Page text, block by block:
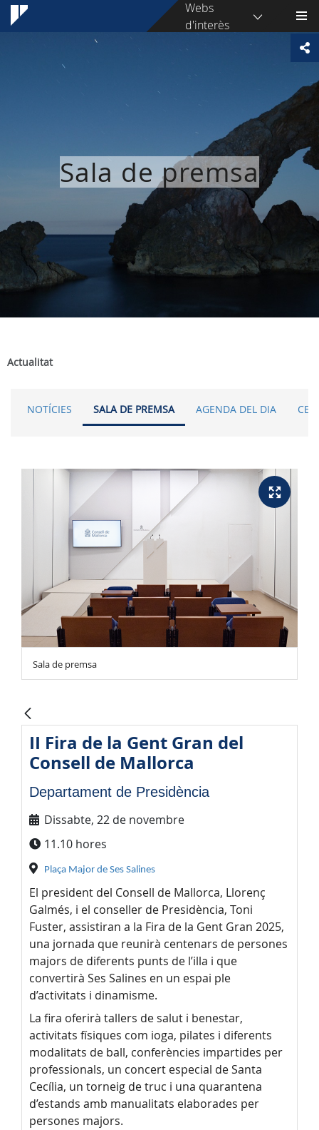
Webs
d'interès
Sala de premsa
Actualitat
NOTÍCIES SALA DE PREMSA AGENDA DEL DIA
Sala de premsa
II Fira de la Gent Gran del
Consell de Mallorca
Departament de Presidència
Dissabte, 22 de novembre
11.10 hores
Plaça Major de Ses Salines
El president del Consell de Mallorca, Llorenç
Galmés, i el conseller de Presidència, Toni
Fuster, assistiran a la Fira de la Gent Gran 2025,
una jornada que reunirà centenars de persones
majors de diferents punts de l’illa i que
convertirà Ses Salines en un espai ple
d’activitats i dinamisme.
La fira oferirà tallers de salut i benestar,
activitats físiques com ioga, pilates i diferents
modalitats de ball, conferències impartides per
professionals, un concert especial de Santa
Cecília, un torneig de truc i una quarantena
d’estands amb manualitats elaborades per
persones majors.